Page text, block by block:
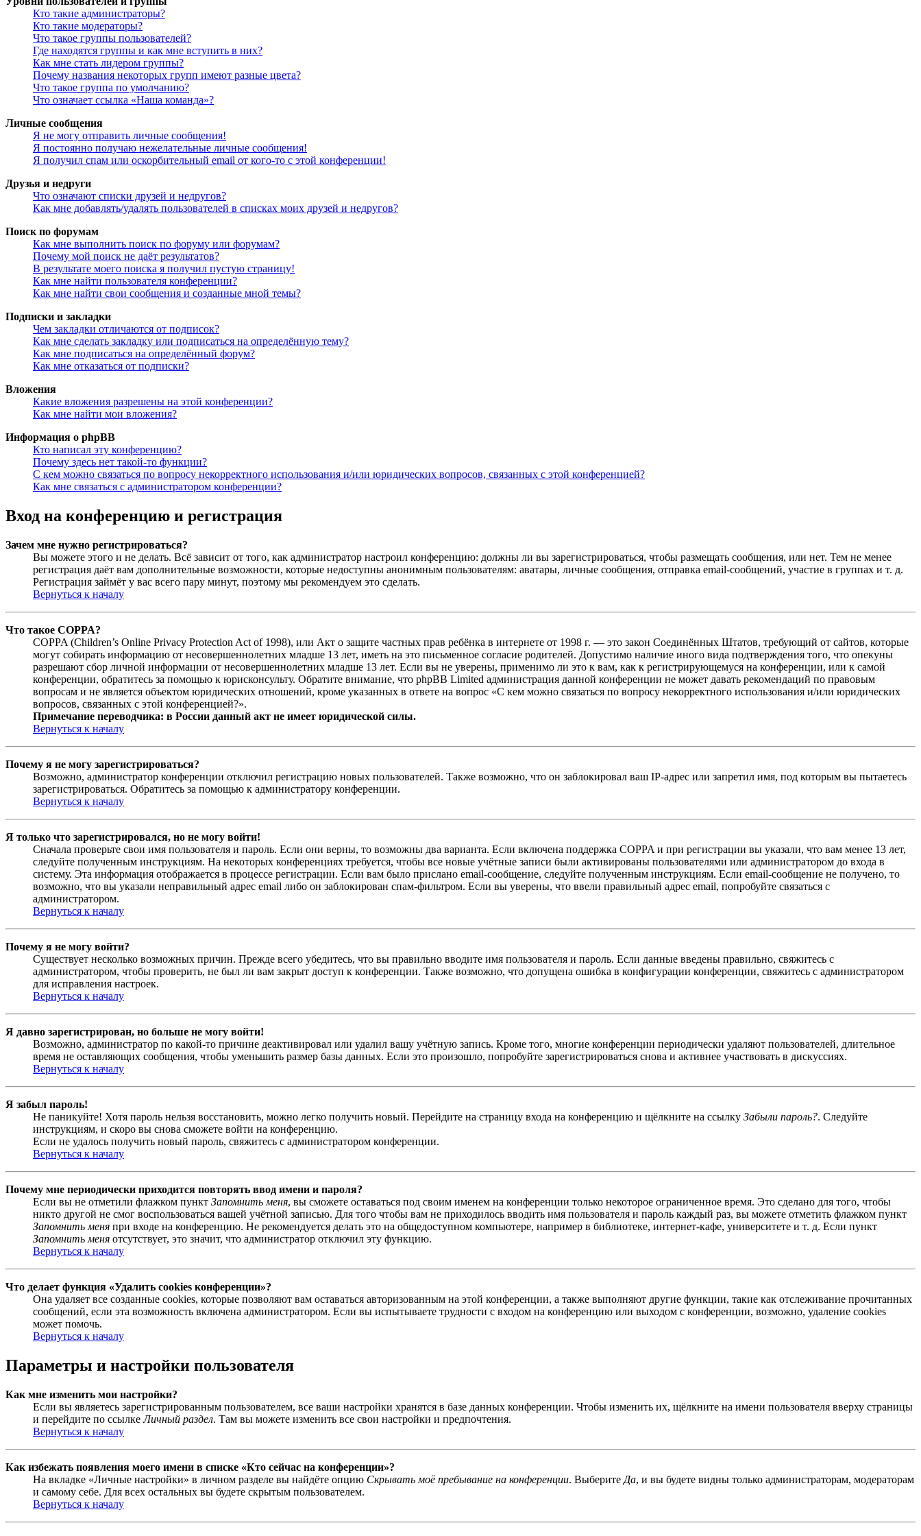
Кто такие администраторы?
Кто такие модераторы?
Что такое группы пользователей?
Где находятся группы и как мне вступить в них?
Как мне стать лидером группы?
Почему названия некоторых групп имеют разные цвета?
Что такое группа по умолчанию?
Что означает ссылка «Наша команда»?
Личные сообщения
Я не могу отправить личные сообщения!
Я постоянно получаю нежелательные личные сообщения!
Я получил спам или оскорбительный email от кого-то с этой конференции!
Друзья и недруги
Что означают списки друзей и недругов?
Как мне добавлять/удалять пользователей в списках моих друзей и недругов?
Поиск по форумам
Как мне выполнить поиск по форуму или форумам?
Почему мой поиск не даёт результатов?
В результате моего поиска я получил пустую страницу!
Как мне найти пользователя конференции?
Как мне найти свои сообщения и созданные мной темы?
Подписки и закладки
Чем закладки отличаются от подписок?
Как мне сделать закладку или подписаться на определённую тему?
Как мне подписаться на определённый форум?
Как мне отказаться от подписки?
Вложения
Какие вложения разрешены на этой конференции?
Как мне найти мои вложения?
Информация о phpBB
Кто написал эту конференцию?
Почему здесь нет такой-то функции?
С кем можно связаться по вопросу некорректного использования и/или юридических вопросов, связанных с этой конференцией?
Как мне связаться с администратором конференции?
Вход на конференцию и регистрация
Зачем мне нужно регистрироваться?
Вы можете этого и не делать. Всё зависит от того, как администратор настроил конференцию: должны ли вы зарегистрироваться, чтобы размещать сообщения, или нет. Тем не менее
регистрация даёт вам дополнительные возможности, которые недоступны анонимным пользователям: аватары, личные сообщения, отправка email-сообщений, участие в группах и т. д.
Регистрация займёт у вас всего пару минут, поэтому мы рекомендуем это сделать.
Вернуться к началу
Что такое COPPA?
COPPA (Children’s Online Privacy Protection Act of 1998), или Акт о защите частных прав ребёнка в интернете от 1998 г. — это закон Соединённых Штатов, требующий от сайтов, которые
могут собирать информацию от несовершеннолетних младше 13 лет, иметь на это письменное согласие родителей. Допустимо наличие иного вида подтверждения того, что опекуны
разрешают сбор личной информации от несовершеннолетних младше 13 лет. Если вы не уверены, применимо ли это к вам, как к регистрирующемуся на конференции, или к самой
конференции, обратитесь за помощью к юрисконсульту. Обратите внимание, что phpBB Limited администрация данной конференции не может давать рекомендаций по правовым
вопросам и не является объектом юридических отношений, кроме указанных в ответе на вопрос «С кем можно связаться по вопросу некорректного использования и/или юридических
вопросов, связанных с этой конференцией?».
Примечание переводчика: в России данный акт не имеет юридической силы.
Вернуться к началу
Почему я не могу зарегистрироваться?
Возможно, администратор конференции отключил регистрацию новых пользователей. Также возможно, что он заблокировал ваш IP-адрес или запретил имя, под которым вы пытаетесь
зарегистрироваться. Обратитесь за помощью к администратору конференции.
Вернуться к началу
Я только что зарегистрировался, но не могу войти!
Сначала проверьте свои имя пользователя и пароль. Если они верны, то возможны два варианта. Если включена поддержка COPPA и при регистрации вы указали, что вам менее 13 лет,
следуйте полученным инструкциям. На некоторых конференциях требуется, чтобы все новые учётные записи были активированы пользователями или администратором до входа в
систему. Эта информация отображается в процессе регистрации. Если вам было прислано email-сообщение, следуйте полученным инструкциям. Если email-сообщение не получено, то
возможно, что вы указали неправильный адрес email либо он заблокирован спам-фильтром. Если вы уверены, что ввели правильный адрес email, попробуйте связаться с
администратором.
Вернуться к началу
Почему я не могу войти?
Существует несколько возможных причин. Прежде всего убедитесь, что вы правильно вводите имя пользователя и пароль. Если данные введены правильно, свяжитесь с
администратором, чтобы проверить, не был ли вам закрыт доступ к конференции. Также возможно, что допущена ошибка в конфигурации конференции, свяжитесь с администратором
для исправления настроек.
Вернуться к началу
Я давно зарегистрирован, но больше не могу войти!
Возможно, администратор по какой-то причине деактивировал или удалил вашу учётную запись. Кроме того, многие конференции периодически удаляют пользователей, длительное
время не оставляющих сообщения, чтобы уменьшить размер базы данных. Если это произошло, попробуйте зарегистрироваться снова и активнее участвовать в дискуссиях.
Вернуться к началу
Я забыл пароль!
Не паникуйте! Хотя пароль нельзя восстановить, можно легко получить новый. Перейдите на страницу входа на конференцию и щёлкните на ссылку Забыли пароль?. Следуйте
инструкциям, и скоро вы снова сможете войти на конференцию.
Если не удалось получить новый пароль, свяжитесь с администратором конференции.
Вернуться к началу
Почему мне периодически приходится повторять ввод имени и пароля?
Если вы не отметили флажком пункт Запомнить меня, вы сможете оставаться под своим именем на конференции только некоторое ограниченное время. Это сделано для того, чтобы
никто другой не смог воспользоваться вашей учётной записью. Для того чтобы вам не приходилось вводить имя пользователя и пароль каждый раз, вы можете отметить флажком пункт
Запомнить меня при входе на конференцию. Не рекомендуется делать это на общедоступном компьютере, например в библиотеке, интернет-кафе, университете и т. д. Если пункт
Запомнить меня отсутствует, это значит, что администратор отключил эту функцию.
Вернуться к началу
Что делает функция «Удалить cookies конференции»?
Она удаляет все созданные cookies, которые позволяют вам оставаться авторизованным на этой конференции, а также выполняют другие функции, такие как отслеживание прочитанных
сообщений, если эта возможность включена администратором. Если вы испытываете трудности с входом на конференцию или выходом с конференции, возможно, удаление cookies
может помочь.
Вернуться к началу
Параметры и настройки пользователя
Как мне изменить мои настройки?
Если вы являетесь зарегистрированным пользователем, все ваши настройки хранятся в базе данных конференции. Чтобы изменить их, щёлкните на имени пользователя вверху страницы
и перейдите по ссылкеЛичный раздел. Там вы можете изменить все свои настройки и предпочтения.
Вернуться к началу
Как избежать появления моего имени в списке «Кто сейчас на конференции»?
На вкладке «Личные настройки» в личном разделе вы найдёте опцию Скрывать моё пребывание на конференции. Выберите Да, и вы будете видны только администраторам, модераторам
и самому себе. Для всех остальных вы будете скрытым пользователем.
Вернуться к началу